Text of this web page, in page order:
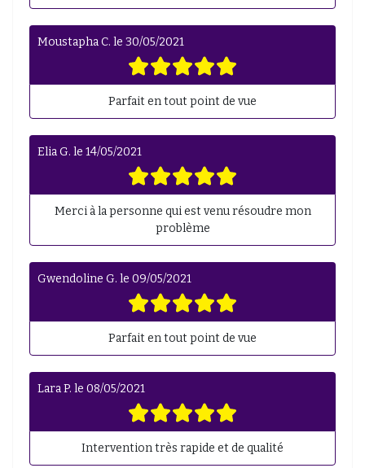
Moustapha C. le 30/05/2021
Parfait en tout point de vue
Elia G. le 14/05/2021
Merci à la personne qui est venu résoudre mon
problème
Gwendoline G. le 09/05/2021
Parfait en tout point de vue
Lara P. le 08/05/2021
Intervention très rapide et de qualité